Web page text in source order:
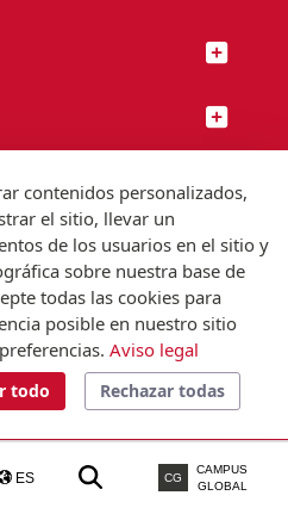
ES CG
CAMPUS
GLOBAL
Pompeu Fabra
542 20 00
contenidos personalizados,
el sitio, llevar un
de los usuarios en el sitio y
sobre nuestra base de
todas las cookies para
posible en nuestro sitio
Aviso legal
todo Rechazar todas